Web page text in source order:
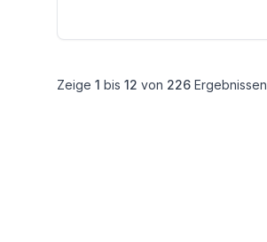
Zeige 1 bis 12 von 226 Ergebnissen